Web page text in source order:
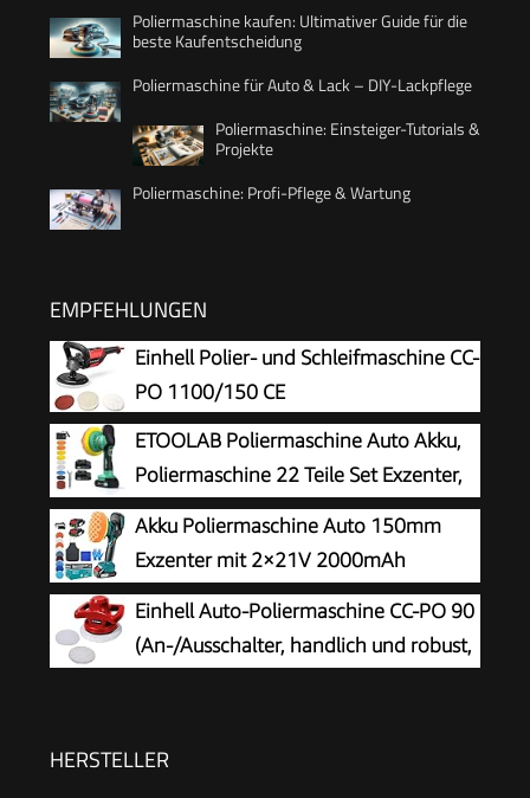
Poliermaschine kaufen: Ultimativer Guide für die
beste Kaufentscheidung
Poliermaschine für Auto & Lack – DIY-Lackpflege
Poliermaschine: Einsteiger-Tutorials &
Projekte
Poliermaschine: Profi-Pflege & Wartung
EMPFEHLUNGEN
Einhell Polier- und Schleifmaschine CC-
PO 1100/150 CE
ETOOLAB Poliermaschine Auto Akku,
Poliermaschine 22 Teile Set Exzenter,
21V
Akku Poliermaschine Auto 150mm
Exzenter mit 2×21V 2000mAh
Batterien, 13-tlg Polierset, 6
Geschwindigkeiten bis 5500RPM, Kabellose
Auto poliermaschinen, polishing machine
Einhell Auto-Poliermaschine CC-PO 90
(An-/Ausschalter, handlich und robust,
HERSTELLER